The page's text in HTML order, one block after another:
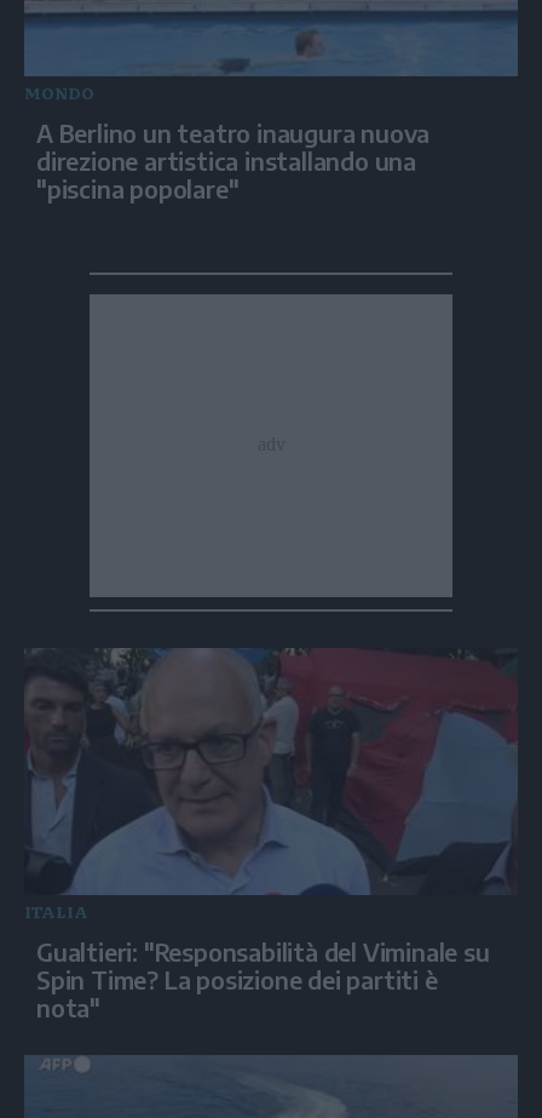
MONDO
A Berlino un teatro inaugura nuova
direzione artistica installando una
"piscina popolare"
ITALIA
Gualtieri: "Responsabilità del Viminale su
Spin Time? La posizione dei partiti è
nota"